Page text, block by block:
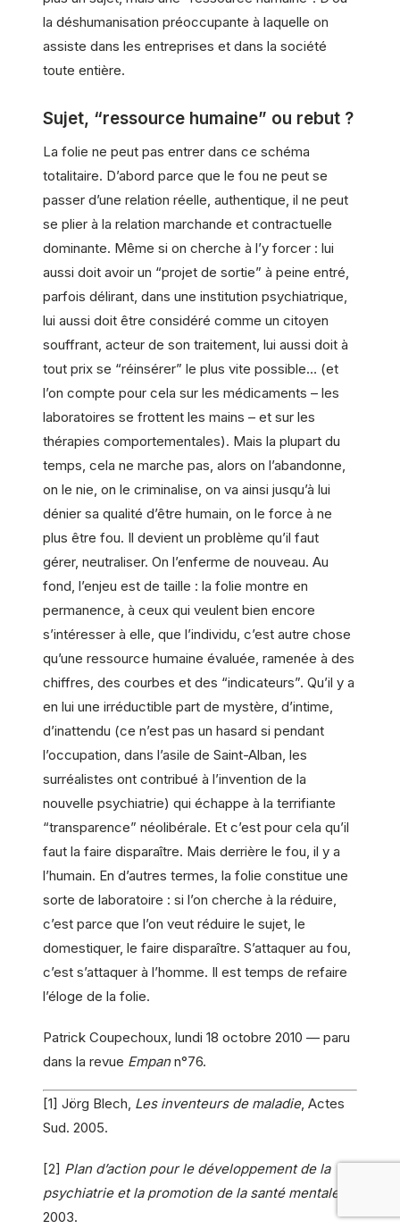
la déshumanisation préoccupante à laquelle on
assiste dans les entreprises et dans la société
toute entière.
Sujet, “ressource humaine” ou rebut ?
La folie ne peut pas entrer dans ce schéma
totalitaire. D’abord parce que le fou ne peut se
passer d’une relation réelle, authentique, il ne peut
se plier à la relation marchande et contractuelle
dominante. Même si on cherche à l’y forcer : lui
aussi doit avoir un “projet de sortie” à peine entré,
parfois délirant, dans une institution psychiatrique,
lui aussi doit être considéré comme un citoyen
souffrant, acteur de son traitement, lui aussi doit à
tout prix se “réinsérer” le plus vite possible… (et
l’on compte pour cela sur les médicaments – les
laboratoires se frottent les mains – et sur les
thérapies comportementales). Mais la plupart du
temps, cela ne marche pas, alors on l’abandonne,
on le nie, on le criminalise, on va ainsi jusqu’à lui
dénier sa qualité d’être humain, on le force à ne
plus être fou. Il devient un problème qu’il faut
gérer, neutraliser. On l’enferme de nouveau. Au
fond, l’enjeu est de taille : la folie montre en
permanence, à ceux qui veulent bien encore
s’intéresser à elle, que l’individu, c’est autre chose
qu’une ressource humaine évaluée, ramenée à des
chiffres, des courbes et des “indicateurs”. Qu’il y a
en lui une irréductible part de mystère, d’intime,
d’inattendu (ce n’est pas un hasard si pendant
l’occupation, dans l’asile de Saint-Alban, les
surréalistes ont contribué à l’invention de la
nouvelle psychiatrie) qui échappe à la terrifiante
“transparence” néolibérale. Et c’est pour cela qu’il
faut la faire disparaître. Mais derrière le fou, il y a
l’humain. En d’autres termes, la folie constitue une
sorte de laboratoire : si l’on cherche à la réduire,
c’est parce que l’on veut réduire le sujet, le
domestiquer, le faire disparaître. S’attaquer au fou,
c’est s’attaquer à l’homme. Il est temps de refaire
l’éloge de la folie.
Patrick Coupechoux, lundi 18 octobre 2010 — paru
dans la revue Empann°76.
[1] Jörg Blech, Les inventeurs de maladie, Actes
Sud. 2005.
[2] Plan d’action pour le développement de la
psychiatrie et la promotion de la santé mentale
2003.